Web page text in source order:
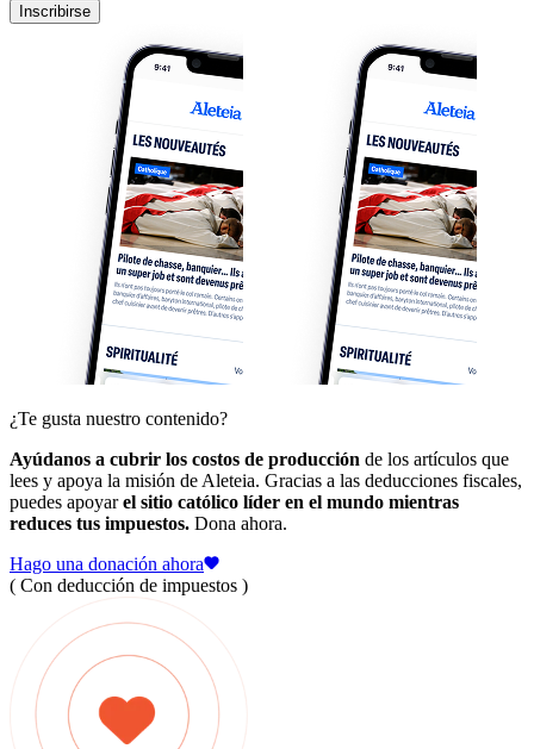
Inscribirse
¿Te gusta nuestro contenido?
Ayúdanos a cubrir los costos de producción de los artículos que
lees y apoya la misión de Aleteia. Gracias a las deducciones fiscales,
puedes apoyarel sitio católico líder en el mundo mientras
reduces tus impuestos. Dona ahora.
Hago una donación ahora
( Con deducción de impuestos )